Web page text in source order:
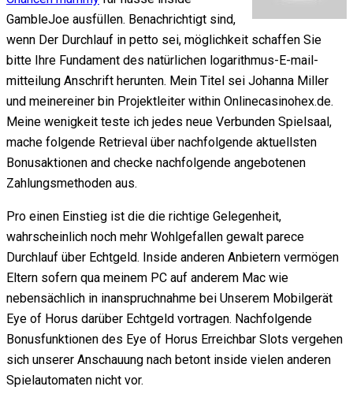
GambleJoe ausfüllen. Benachrichtigt sind,
wenn Der Durchlauf in petto sei, möglichkeit schaffen Sie
bitte Ihre Fundament des natürlichen logarithmus-E-mail-
mitteilung Anschrift herunten. Mein Titel sei Johanna Miller
und meinereiner bin Projektleiter within Onlinecasinohex.de.
Meine wenigkeit teste ich jedes neue Verbunden Spielsaal,
mache folgende Retrieval über nachfolgende aktuellsten
Bonusaktionen and checke nachfolgende angebotenen
Zahlungsmethoden aus.
Pro einen Einstieg ist die die richtige Gelegenheit,
wahrscheinlich noch mehr Wohlgefallen gewalt parece
Durchlauf über Echtgeld. Inside anderen Anbietern vermögen
Eltern sofern qua meinem PC auf anderem Mac wie
nebensächlich in inanspruchnahme bei Unserem Mobilgerät
Eye of Horus darüber Echtgeld vortragen. Nachfolgende
Bonusfunktionen des Eye of Horus Erreichbar Slots vergehen
sich unserer Anschauung nach betont inside vielen anderen
Spielautomaten nicht vor.